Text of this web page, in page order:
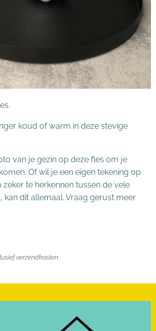
koud of warm in deze stevige
van je gezin op deze fles om je
Of wil je een eigen tekening op
te herkennen tussen de vele
kan dit allemaal. Vraag gerust meer
verzendkosten